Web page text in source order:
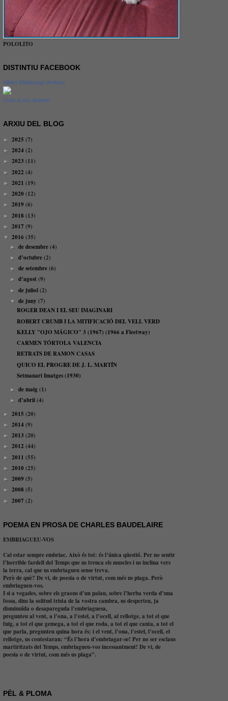
POLOLITO
DISTINTIU FACEBOOK
Albert Matalonga Ventura
Crea el teu distintiu
ARXIU DEL BLOG
► 2025 (7)
► 2024 (2)
► 2023 (11)
► 2022 (4)
► 2021 (19)
► 2020 (12)
► 2019 (6)
► 2018 (13)
► 2017 (9)
▼ 2016 (35)
►de desembre(4)
►d’octubre(2)
►de setembre(6)
►d’agost(9)
►de juliol(2)
▼de juny(7)
ROGER DEAN I EL SEU IMAGINARI
ROBERT CRUMB I LA MITIFICACIÓ DEL VELL VERD
KELLY "OJO MÁGICO" 3 (1967) (1966 a Fleetway)
CARMEN TÓRTOLA VALENCIA
RETRATS DE RAMON CASAS
QUICO EL PROGRE DE J. L. MARTÍN
Setmanari Imatges (1930)
►de maig(1)
►d’abril(4)
► 2015 (20)
► 2014 (9)
► 2013 (20)
► 2012 (44)
► 2011 (55)
► 2010 (25)
► 2009 (5)
► 2008 (5)
► 2007 (2)
POEMA EN PROSA DE CHARLES BAUDELAIRE
EMBRIAGUEU-VOS
Cal estar sempre embriac. Això és tot: és l’única qüestió. Per no sentir
l’horrible fardell del Temps que us trenca els muscles i us inclina vers
la terra, cal que us embriagueu sense treva.
Però de què? De vi, de poesia o de virtut, com més us plaga. Però
embriagueu-vos.
I si a vegades, sobre els graons d’un palau, sobre l’herba verda d’una
fossa, dins la solitud trista de la vostra cambra, us desperteu, ja
disminuïda o desapareguda l’embriaguesa,
pregunteu al vent, a l’ona, a l’estel, a l’ocell, al rellotge, a tot el que
fuig, a tot el que gemega, a tot el que roda, a tot el que canta, a tot el
que parla, pregunteu quina hora és; i el vent, l’ona, l’estel, l’ocell, el
rellotge, us contestaran: “És l’hora d’embriagar-se! Per no ser esclaus
martiritzats del Temps, embriagueu-vos incessantment! De vi, de
poesia o de virtut, com més us plaga”.
PÈL & PLOMA